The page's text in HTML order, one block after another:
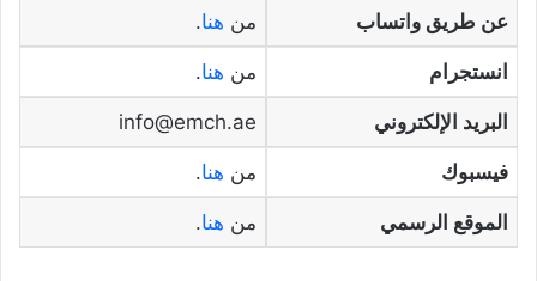
عن طريق واتساب من هنا.
انستجرام من هنا.
البريد الإلكتروني info@emch.ae
فيسبوك من هنا.
الموقع الرسمي من هنا.